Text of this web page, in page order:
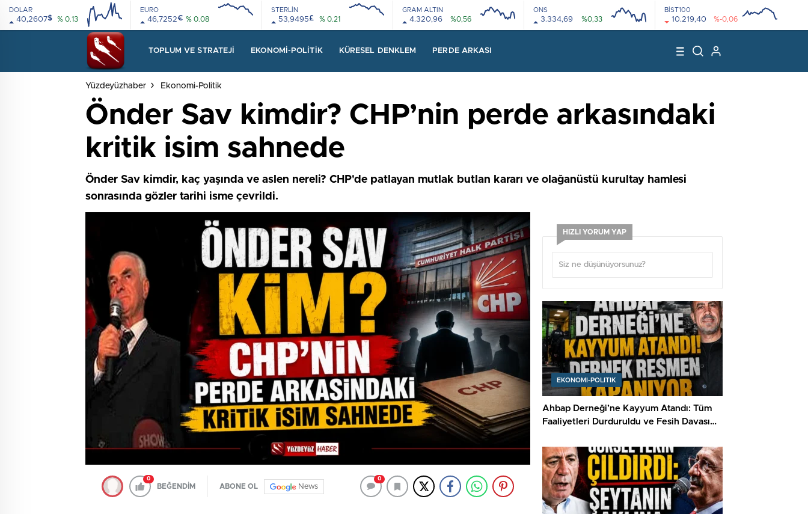
DOLAR
40,2607$ % 0.13
08:00 12:00
EURO
46,7252€ % 0.08
STERLİN
53,9495£ % 0.21
GRAM ALTIN
4.320,96 %0,56
ONS
3.334,69 %0,33
BİST100
10.219,40 %-0,06
TOPLUM VE STRATEJI EKONOMI-POLITIK KÜRESEL DENKLEM PERDE ARKASI
Yüzdeyüzhaber Ekonomi-Politik
Önder Sav kimdir? CHP’nin perde arkasındaki
kritik isim sahnede
Önder Sav kimdir, kaç yaşında ve aslen nereli? CHP'de patlayan mutlak butlan kararı ve olağanüstü kurultay hamlesi
sonrasında gözler tarihi isme çevrildi.
0
BEĞENDİM ABONE OL News
0
HIZLI YORUM YAP
EKONOMI-POLITIK
Ahbap Derneği’ne Kayyum Atandı: Tüm
Faaliyetleri Durduruldu ve Fesih Davası